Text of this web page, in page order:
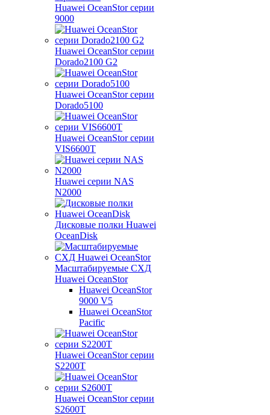
Huawei OceanStor серии
9000
Huawei OceanStor серии
Dorado2100 G2
Huawei OceanStor серии
Dorado5100
Huawei OceanStor серии
VIS6600T
Huawei серии NAS
N2000
Дисковые полки Huawei
OceanDisk
Масштабируемые СХД
Huawei OceanStor
Huawei OceanStor
9000 V5
Huawei OceanStor
Pacific
Huawei OceanStor серии
S2200T
Huawei OceanStor серии
S2600T